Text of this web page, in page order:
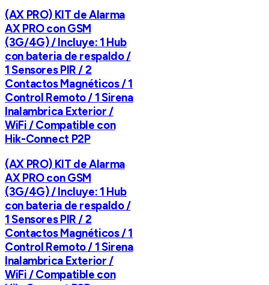
(AX PRO) KIT de Alarma
AX PRO con GSM
(3G/4G) / Incluye: 1 Hub
con bateria de respaldo /
1 Sensores PIR / 2
Contactos Magnéticos / 1
Control Remoto / 1 Sirena
Inalambrica Exterior /
WiFi / Compatible con
Hik-Connect P2P
(AX PRO) KIT de Alarma
AX PRO con GSM
(3G/4G) / Incluye: 1 Hub
con bateria de respaldo /
1 Sensores PIR / 2
Contactos Magnéticos / 1
Control Remoto / 1 Sirena
Inalambrica Exterior /
WiFi / Compatible con